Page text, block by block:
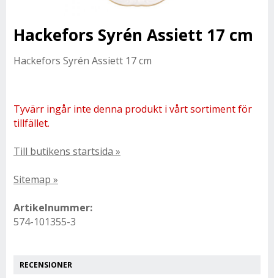
Hackefors Syrén Assiett 17 cm
Hackefors Syrén Assiett 17 cm
Tyvärr ingår inte denna produkt i vårt sortiment för
tillfället.
Till butikens startsida »
Sitemap »
Artikelnummer:
574-101355-3
RECENSIONER